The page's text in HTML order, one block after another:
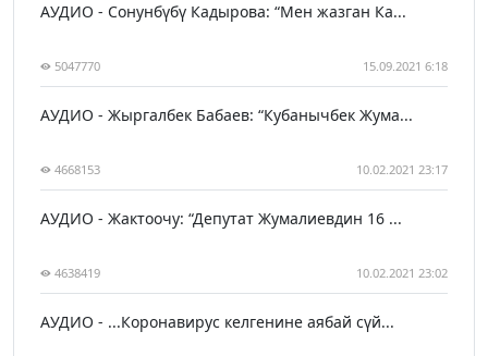
АУДИО - Сонунбүбү Кадырова: “Мен жазган Ка...
5047770 15.09.2021 6:18
АУДИО - Жыргалбек Бабаев: “Кубанычбек Жума...
4668153 10.02.2021 23:17
АУДИО - Жактоочу: “Депутат Жумалиевдин 16 ...
4638419 10.02.2021 23:02
АУДИО - ...Коронавирус келгенине аябай сүй...